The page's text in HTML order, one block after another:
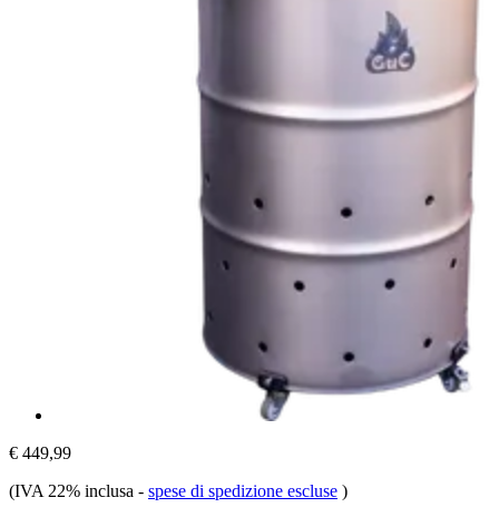
€ 449,99
(IVA 22% inclusa - spese di spedizione escluse )